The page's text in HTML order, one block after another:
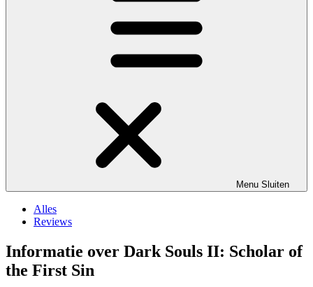
Menu Sluiten
Alles
Reviews
Informatie over Dark Souls II: Scholar of
the First Sin